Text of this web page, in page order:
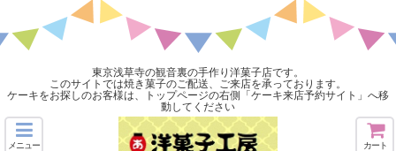
東京浅草寺の観音裏の手作り洋菓子店です。
このサイトでは焼き菓子のご配送、ご来店を承っております。
ケーキをお探しのお客様は、トップページの右側「ケーキ来店予約サイト」へ移
動してください
メニュー カート